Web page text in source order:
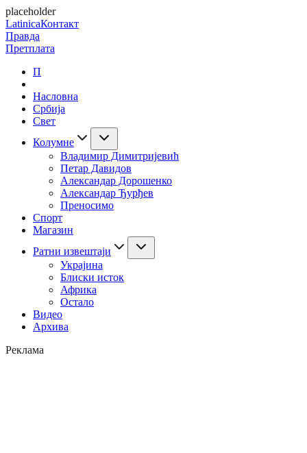
placeholder
LatinicaКонтакт
Правда
Претплата
П
Насловна
Србија
Свет
Колумне
Владимир Димитријевић
Петар Давидов
Александар Дорошенко
Александар Ђурђев
Преносимо
Спорт
Магазин
Ратни извештаји
Украјина
Блиски исток
Африка
Остало
Видео
Архива
Реклама